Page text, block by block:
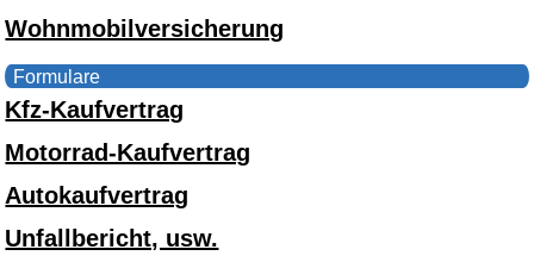
Wohnmobilversicherung
Formulare
Kfz-Kaufvertrag
Motorrad-Kaufvertrag
Autokaufvertrag
Unfallbericht, usw.